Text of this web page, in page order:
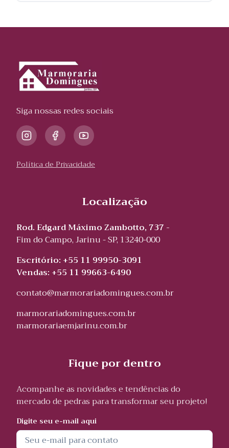
Siga nossas redes sociais
Política de Privacidade
Localização
Rod. Edgard Máximo Zambotto, 737 -
Fim do Campo, Jarinu - SP, 13240-000
Escritório: +55 11 99950-3091
Vendas: +55 11 99663-6490
contato@marmorariadomingues.com.br
marmorariadomingues.com.br
marmorariaemjarinu.com.br
Fique por dentro
Acompanhe as novidades e tendências do
mercado de pedras para transformar seu projeto!
Digite seu e-mail aqui